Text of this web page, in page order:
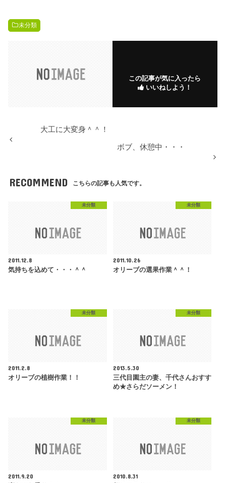
未分類
この記事が気に入ったら
いいねしよう！
大工に大変身＾＾！
ボブ、休憩中・・・
RECOMMEND こちらの記事も人気です。
未分類
2011.12.8
気持ちを込めて・・・＾＾
未分類
2011.10.26
オリーブの選果作業＾＾！
未分類
2011.2.8
オリーブの植樹作業！！
未分類
2013.5.30
三代目園主の妻、千代さんおすす
め★さらだソーメン！
未分類
2011.9.20
未分類
2010.8.31